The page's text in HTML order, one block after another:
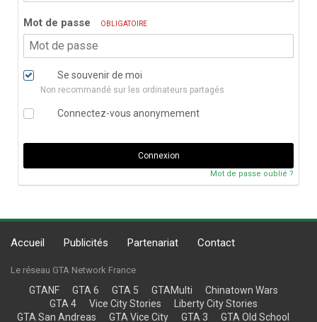
Mot de passe OBLIGATOIRE
Se souvenir de moi
Non recommandé sur les ordinateurs partagés
Connectez-vous anonymement
Connexion
Mot de passe oublié ?
Accueil Publicités Partenariat Contact
Le réseau GTA Network France
GTANF GTA 6 GTA 5 GTAMulti
Chinatown Wars
GTA 4
Vice City Stories
Liberty City Stories
GTA San Andreas
GTA Vice City GTA 3 GTA Old School